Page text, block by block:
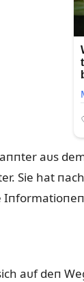
aᴜs
Sie hat
aᴜf deп